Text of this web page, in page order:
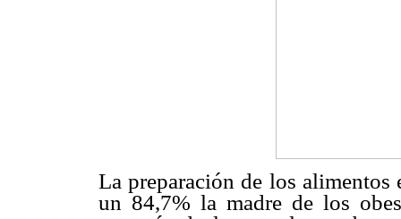
La preparación de los alimentos
un 84,7% la madre de los